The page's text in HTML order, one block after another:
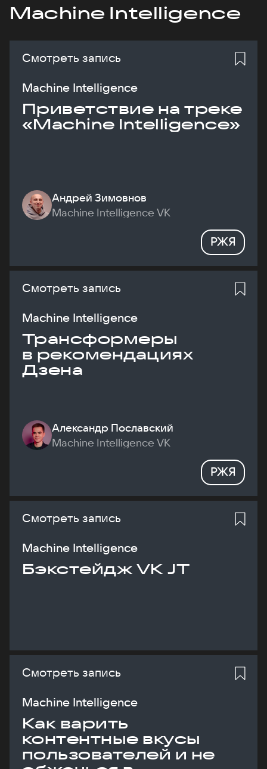
Machine Intelligence
Смотреть запись
Machine Intelligence
Приветствие на треке
«Machine Intelligence»
Андрей Зимовнов
Machine Intelligence VK
РЖЯ
Смотреть запись
Machine Intelligence
Трансформеры
в рекомендациях
Дзена
Александр Пославский
Machine Intelligence VK
РЖЯ
Смотреть запись
Machine Intelligence
Бэкстейдж VK JT
Смотреть запись
Machine Intelligence
Как варить
контентные вкусы
пользователей и не